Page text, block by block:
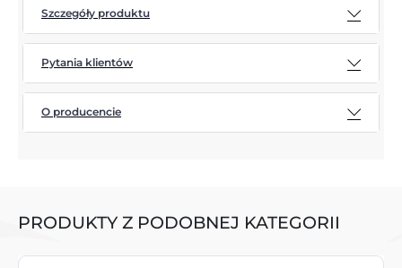
Szczegóły produktu
Pytania klientów
O producencie
PRODUKTY Z PODOBNEJ KATEGORII